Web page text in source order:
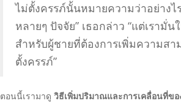
ไม่ตั้งครรภ์นั้นหมายความว่าอย่าง
หลายๆ ปัจจัย” เธอกล่าว “แต่เรามั่
สำหรับผู้ชายที่ต้องการเพิ่มความส
ตั้งครรภ์”
ตอนนี้เรามาดู วิธีเพิ่มปริมาณและการเคลื่อนที่ข